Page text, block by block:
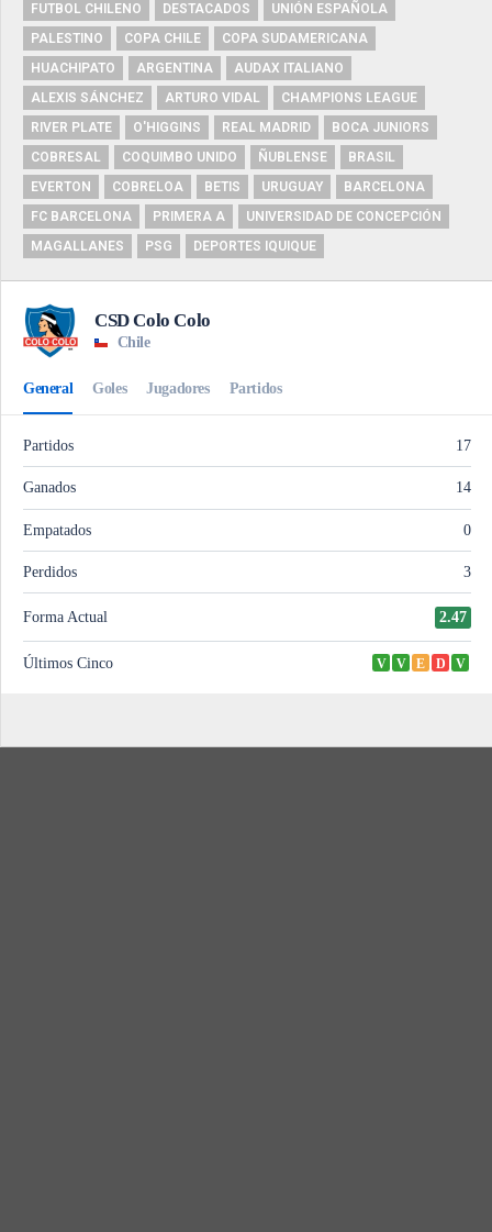
FUTBOL CHILENO
DESTACADOS
UNIÓN ESPAÑOLA
PALESTINO
COPA CHILE
COPA SUDAMERICANA
HUACHIPATO
ARGENTINA
AUDAX ITALIANO
ALEXIS SÁNCHEZ
ARTURO VIDAL
CHAMPIONS LEAGUE
RIVER PLATE
O'HIGGINS REAL MADRID
BOCA JUNIORS
COBRESAL
COQUIMBO UNIDO ÑUBLENSE
BRASIL
EVERTON
COBRELOA BETIS URUGUAY
BARCELONA
FC BARCELONA
PRIMERA A
UNIVERSIDAD DE CONCEPCIÓN
MAGALLANES
PSG DEPORTES IQUIQUE